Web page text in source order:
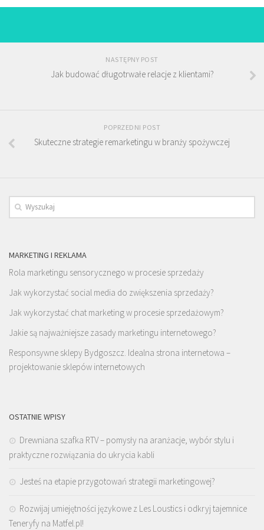
NASTĘPNY POST
Jak budować długotrwałe relacje z klientami?
POPRZEDNI POST
Skuteczne strategie remarketingu w branży spożywczej
MARKETING I REKLAMA
Rola marketingu sensorycznego w procesie sprzedaży
Jak wykorzystać social media do zwiększenia sprzedaży?
Jak wykorzystać chat marketing w procesie sprzedażowym?
Jakie są najważniejsze zasady marketingu internetowego?
Responsywne sklepy Bydgoszcz. Idealna strona internetowa –
projektowanie sklepów internetowych
OSTATNIE WPISY
Drewniana szafka RTV – pomysły na aranżacje, wybór stylu i
praktyczne rozwiązania do ukrycia kabli
Jesteś na etapie przygotowań strategii marketingowej?
Rozwijaj umiejętności językowe z Les Loustics i odkryj tajemnice
Teneryfy na Matfel.pl!